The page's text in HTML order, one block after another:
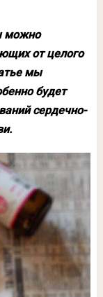
можно
от целого
мы
будет
сердечно-